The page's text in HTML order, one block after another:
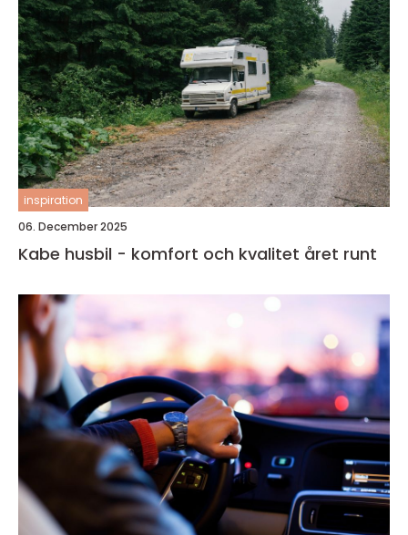
inspiration
06. December 2025
Kabe husbil - komfort och kvalitet året runt